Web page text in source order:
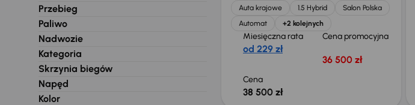
Przebieg
Paliwo
Nadwozie
Kategoria
Skrzynia biegów
Napęd
Kolor
Auta krajowe 1.5 Hybrid
Salon Polska
Automat
+2 kolejnych
Miesięczna rata
od 229 zł
Cena promocyjna
36 500 zł
Cena
38 500 zł